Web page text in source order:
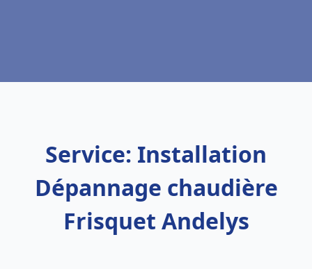
Service: Installation
Dépannage chaudière
Frisquet Andelys